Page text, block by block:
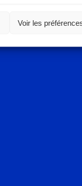
Voir les